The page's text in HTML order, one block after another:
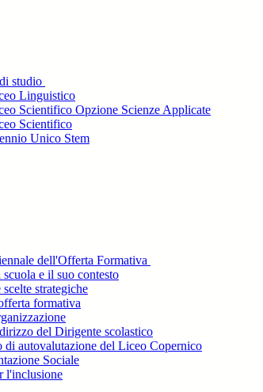
studio
Linguistico
Scientifico Opzione Scienze Applicate
Scientifico
Unico Stem
dell'Offerta Formativa
scuola e il suo contesto
scelte strategiche
formativa
del Dirigente scolastico
di autovalutazione del Liceo Copernico
Sociale
l'inclusione